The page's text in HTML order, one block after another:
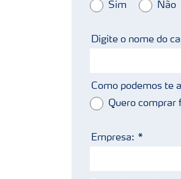
Sim
Não
Digite o nome do
Como podemos te
Quero comprar
Empresa: